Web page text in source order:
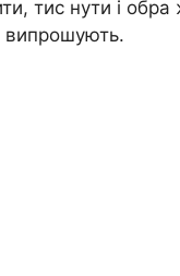
тис нути і
випрошують.